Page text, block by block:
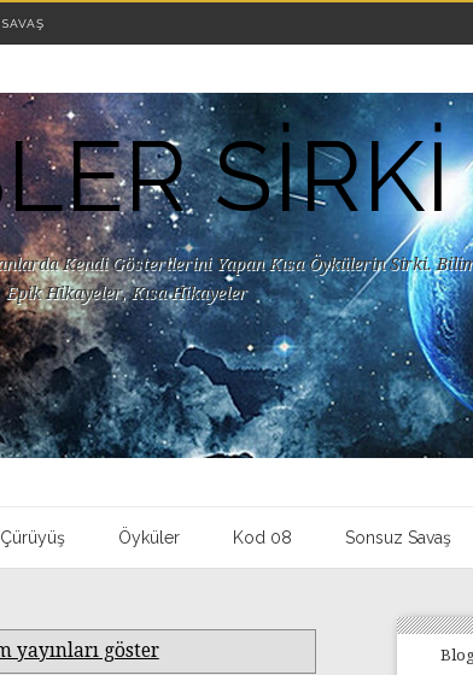
SİRKİ
Kendi Gösterilerini Yapan Kısa Öykülerin Sirki.
Epik Hikayeler, Kısa Hikayeler
Öyküler Kod 08 Sonsuz Savaş
yayınları göster